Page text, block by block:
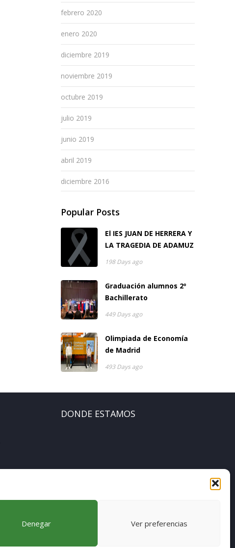
Denegar Ver preferencias
febrero 2020
enero 2020
diciembre 2019
noviembre 2019
octubre 2019
julio 2019
junio 2019
abril 2019
diciembre 2016
Popular Posts
El IES JUAN DE HERRERA Y
LA TRAGEDIA DE ADAMUZ
198 Days ago
Graduación alumnos 2º
Bachillerato
449 Days ago
Olimpiada de Economía
de Madrid
493 Days ago
DONDE ESTAMOS